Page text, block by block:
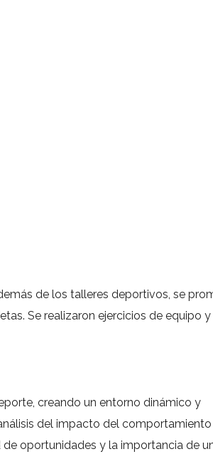
de los talleres deportivos, se
Se realizaron ejercicios de equipo y
creando un entorno dinámico y
del impacto del
oportunidades y la importancia de